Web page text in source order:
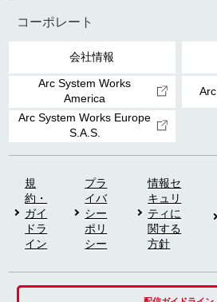
コーポレート
会社情報
Arc System Works
America
Arc System Works Europe
S.A.S.
規
約・
ガイ
ドラ
イン
プラ
イバ
シー
ポリ
シー
情報セ
キュリ
ティに
関する
方針